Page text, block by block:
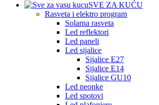
SVE ZA KUĆU
Rasveta i elektro program
Solarna rasveta
Led reflektori
Led paneli
Led sijalice
Sijalice E27
Sijalice E14
Sijalice GU10
Led neonke
Led spotovi